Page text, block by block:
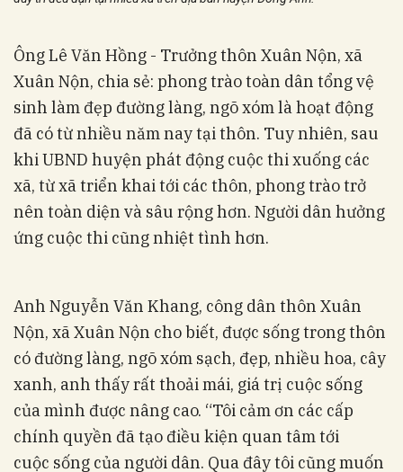
Ông Lê Văn Hồng - Trưởng thôn Xuân Nộn, xã
Xuân Nộn, chia sẻ: phong trào toàn dân tổng vệ
sinh làm đẹp đường làng, ngõ xóm là hoạt động
đã có từ nhiều năm nay tại thôn. Tuy nhiên, sau
khi UBND huyện phát động cuộc thi xuống các
xã, từ xã triển khai tới các thôn, phong trào trở
nên toàn diện và sâu rộng hơn. Người dân hưởng
ứng cuộc thi cũng nhiệt tình hơn.
Anh Nguyễn Văn Khang, công dân thôn Xuân
Nộn, xã Xuân Nộn cho biết, được sống trong thôn
có đường làng, ngõ xóm sạch, đẹp, nhiều hoa, cây
xanh, anh thấy rất thoải mái, giá trị cuộc sống
của mình được nâng cao. “Tôi cảm ơn các cấp
chính quyền đã tạo điều kiện quan tâm tới
cuộc sống của người dân. Qua đây tôi cũng muốn